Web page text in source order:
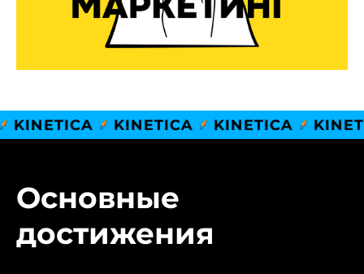
KINETICA KINETICA KINETICA
Основные
достижения